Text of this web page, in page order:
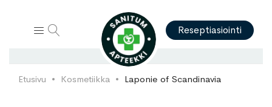
Reseptiasiointi
Etusivu Kosmetiikka Laponie of Scandinavia